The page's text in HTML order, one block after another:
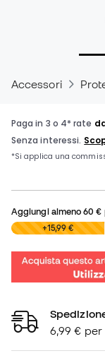
Accessori
Aggiungi almeno60 €
0,00 € +15,99 €
6,99 €